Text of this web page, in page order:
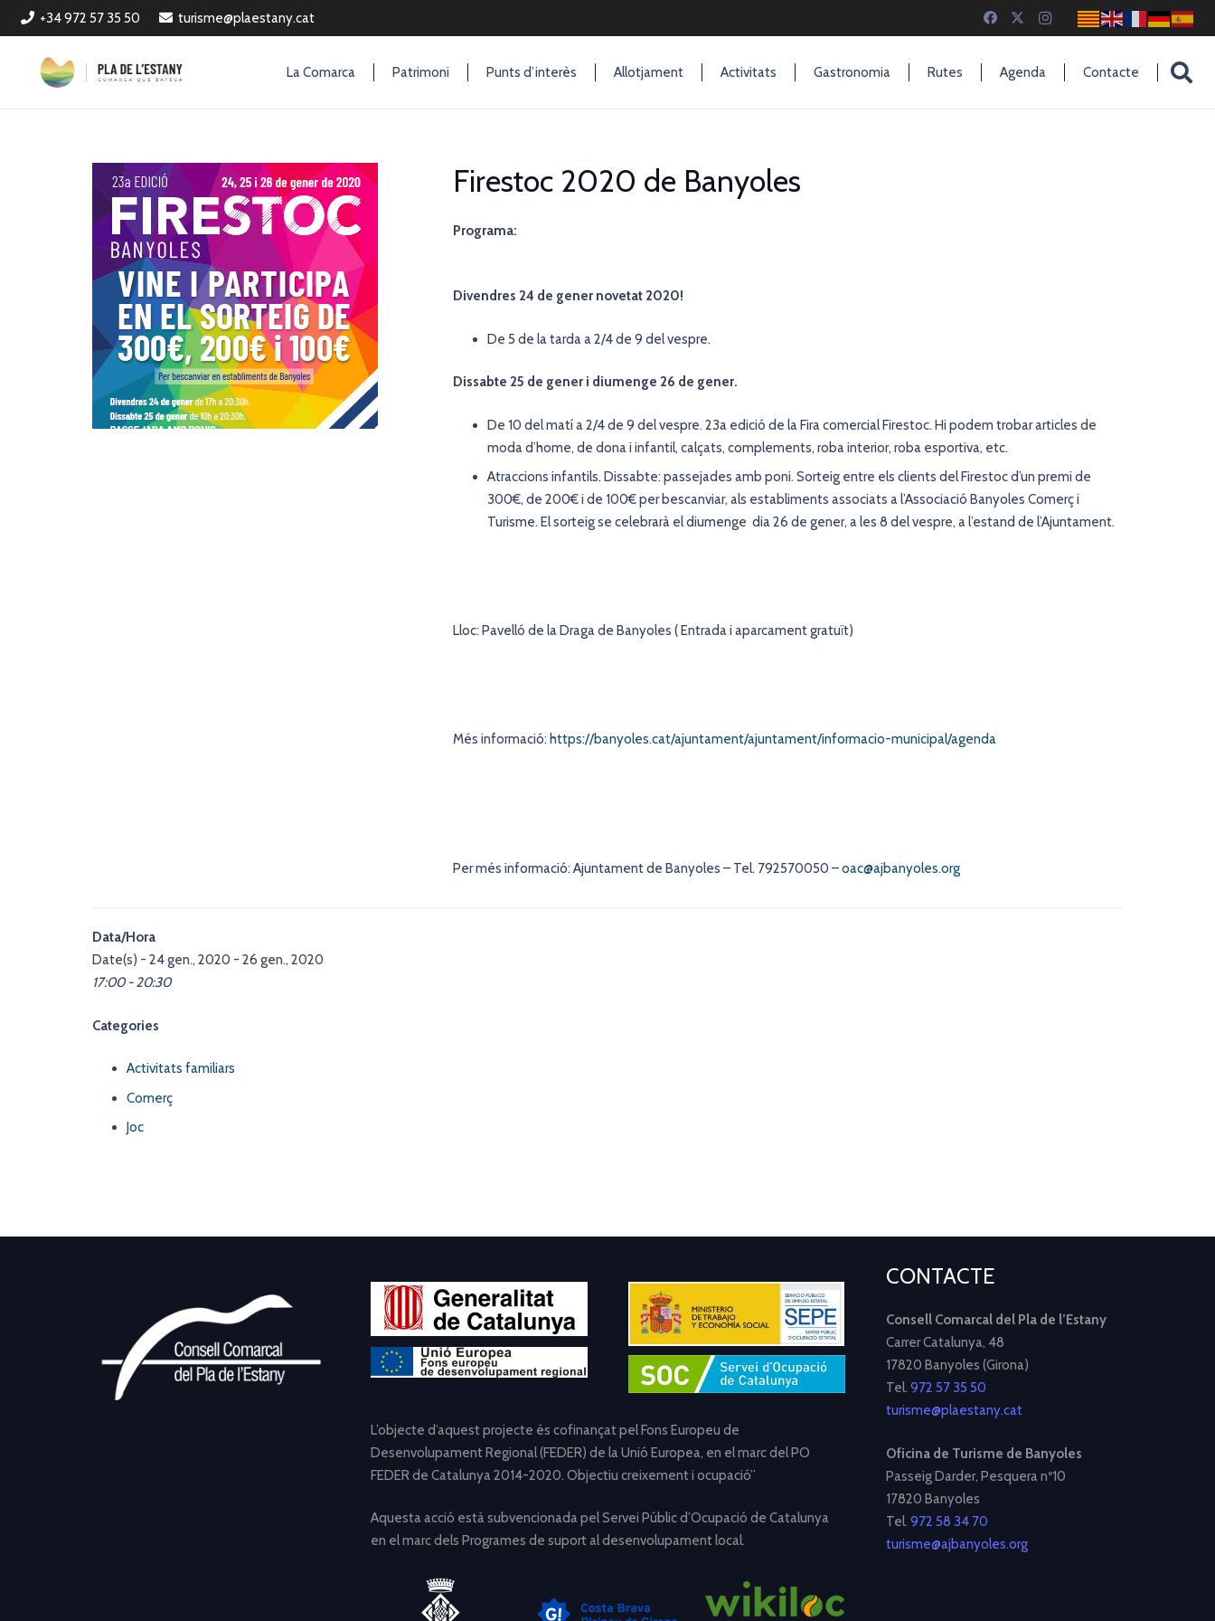
+34 972 57 35 50 turisme@plaestany.cat
La Comarca Patrimoni Punts d’interès Allotjament Activitats Gastronomia Rutes Agenda Contacte
Firestoc 2020 de Banyoles
Programa:
Divendres 24 de gener novetat 2020!
De 5 de la tarda a 2/4 de 9 del vespre.
Dissabte 25 de gener i diumenge 26 de gener.
De 10 del matí a 2/4 de 9 del vespre. 23a edició de la Fira comercial Firestoc. Hi podem trobar articles de
moda d’home, de dona i infantil, calçats, complements, roba interior, roba esportiva, etc.
Atraccions infantils. Dissabte: passejades amb poni. Sorteig entre els clients del Firestoc d’un premi de
300€, de 200€ i de 100€ per bescanviar, als establiments associats a l’Associació Banyoles Comerç i
Turisme. El sorteig se celebrarà el diumenge dia 26 de gener, a les 8 del vespre, a l’estand de l’Ajuntament.
Lloc: Pavelló de la Draga de Banyoles ( Entrada i aparcament gratuït)
Més informació: https://banyoles.cat/ajuntament/ajuntament/informacio-municipal/agenda
Per més informació: Ajuntament de Banyoles – Tel. 792570050 –oac@ajbanyoles.org
Data/Hora
Date(s) - 24 gen., 2020 - 26 gen., 2020
17:00 - 20:30
Categories
Activitats familiars
Comerç
Joc
L’objecte d’aquest projecte és cofinançat pel Fons Europeu de
Desenvolupament Regional (FEDER) de la Unió Europea, en el marc del PO
FEDER de Catalunya 2014-2020. Objectiu creixement i ocupació”
Aquesta acció està subvencionada pel Servei Públic d’Ocupació de Catalunya
en el marc dels Programes de suport al desenvolupament local.
CONTACTE
Consell Comarcal del Pla de l’Estany
Carrer Catalunya, 48
17820 Banyoles (Girona)
Tel. 972 57 35 50
turisme@plaestany.cat
Oficina de Turisme de Banyoles
Passeig Darder, Pesquera nº10
17820 Banyoles
Tel. 972 58 34 70
turisme@ajbanyoles.org